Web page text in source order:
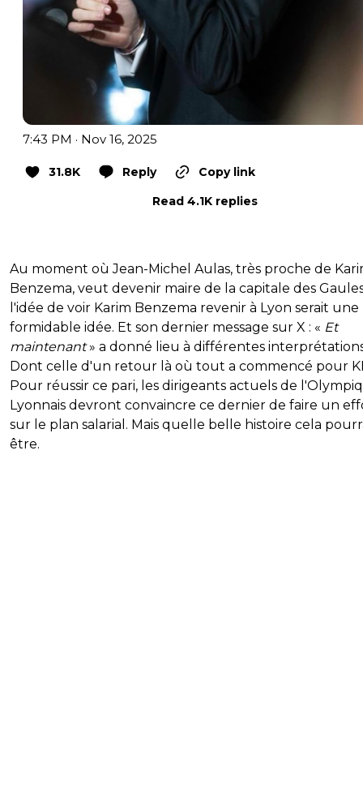
7:43 PM · Nov 16, 2025
31.8K Reply
Copy link
Read 4.1K replies
Au moment où Jean-Michel Aulas, très proche de
Benzema, veut devenir maire de la capitale des
l'idée de voir Karim Benzema revenir à Lyon serait une
formidable idée. Et son dernier message sur X : « Et
maintenant» a donné lieu à différentes
Dont celle d'un retour là où tout a commencé pour
Pour réussir ce pari, les dirigeants actuels de
Lyonnais devront convaincre ce dernier de faire un
sur le plan salarial. Mais quelle belle histoire cela
être.